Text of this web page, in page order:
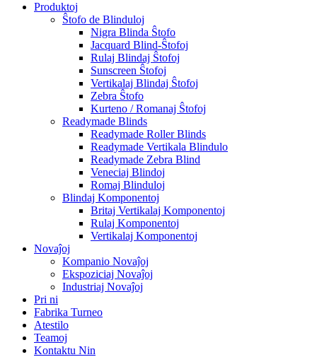
Produktoj
Ŝtofo de Blinduloj
Nigra Blinda Ŝtofo
Jacquard Blind-Ŝtofoj
Rulaj Blindaj Ŝtofoj
Sunscreen Ŝtofoj
Vertikalaj Blindaj Ŝtofoj
Zebra Ŝtofo
Kurteno / Romanaj Ŝtofoj
Readymade Blinds
Readymade Roller Blinds
Readymade Vertikala Blindulo
Readymade Zebra Blind
Veneciaj Blindoj
Romaj Blinduloj
Blindaj Komponentoj
Britaj Vertikalaj Komponentoj
Rulaj Komponentoj
Vertikalaj Komponentoj
Novaĵoj
Kompanio Novaĵoj
Ekspoziciaj Novaĵoj
Industriaj Novaĵoj
Pri ni
Fabrika Turneo
Atestilo
Teamoj
Kontaktu Nin